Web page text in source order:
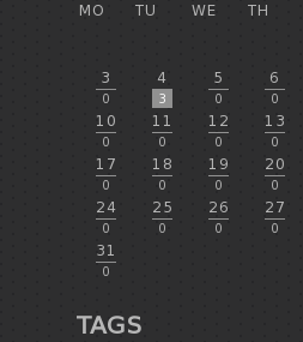
MO
TU WE TH
3
0
4
3
5
0
6
0
10
0
11
0
12
0
13
0
17
0
18
0
19
0
20
0
24
0
25
0
26
0
27
0
31
0
TAGS